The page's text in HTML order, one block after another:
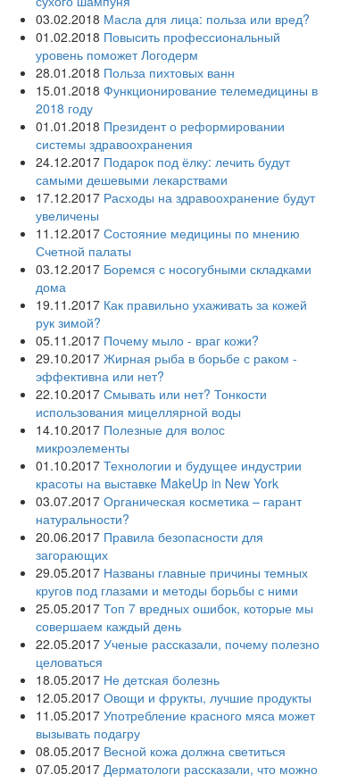
03.02.2018 Масла для лица: польза или вред?
01.02.2018 Повысить профессиональный
уровень поможет Логодерм
28.01.2018 Польза пихтовых ванн
15.01.2018 Функционирование телемедицины в
2018 году
01.01.2018 Президент о реформировании
системы здравоохранения
24.12.2017 Подарок под ёлку: лечить будут
самыми дешевыми лекарствами
17.12.2017 Расходы на здравоохранение будут
увеличены
11.12.2017 Состояние медицины по мнению
Счетной палаты
03.12.2017 Боремся с носогубными складками
дома
19.11.2017 Как правильно ухаживать за кожей
рук зимой?
05.11.2017 Почему мыло - враг кожи?
29.10.2017 Жирная рыба в борьбе с раком -
эффективна или нет?
22.10.2017 Смывать или нет? Тонкости
использования мицеллярной воды
14.10.2017 Полезные для волос
микроэлементы
01.10.2017 Технологии и будущее индустрии
красоты на выставке MakeUp in New York
03.07.2017 Органическая косметика – гарант
натуральности?
20.06.2017 Правила безопасности для
загорающих
29.05.2017 Названы главные причины темных
кругов под глазами и методы борьбы с ними
25.05.2017 Топ 7 вредных ошибок, которые мы
совершаем каждый день
22.05.2017 Ученые рассказали, почему полезно
целоваться
18.05.2017 Не детская болезнь
12.05.2017 Овощи и фрукты, лучшие продукты
11.05.2017 Употребление красного мяса может
вызывать подагру
08.05.2017 Весной кожа должна светиться
07.05.2017 Дерматологи рассказали, что можно